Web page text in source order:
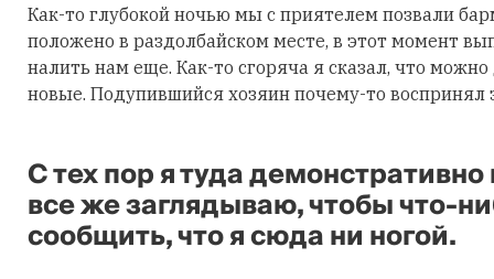
Как-то глубокой ночью мы с приятелем позвали
положено в раздолбайском месте, в этот момент
налить нам еще. Как-то сгоряча я сказал, что
новые. Подупившийся хозяин почему-то воспринял
С тех пор я туда
все же заглядываю, чтобы что-
сообщить, что я сюда ни ногой.